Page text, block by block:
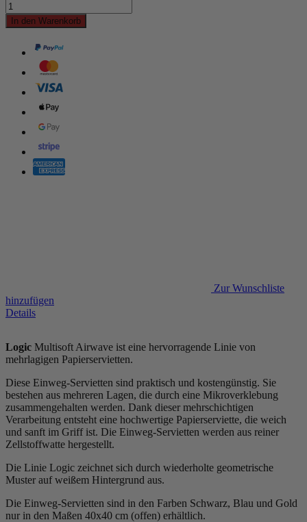
In den Warenkorb
Zur Wunschliste
hinzufügen
Details
Logic Multisoft Airwave ist eine hervorragende Linie von
mehrlagigen Papierservietten.
Diese Einweg-Servietten sind praktisch und kostengünstig. Sie
bestehen aus mehreren Lagen, die durch eine Mikroverklebung
zusammengehalten werden. Dank dieser mehrschichtigen
Verarbeitung entsteht eine hochwertige Papierserviette, die weich
und sanft im Griff ist. Die Einweg-Servietten werden aus reiner
Zellstoffwatte hergestellt.
Die Linie Logic zeichnet sich durch wiederholte geometrische
Muster auf weißem Hintergrund aus.
Die Einweg-Servietten sind in den Farben Schwarz, Blau und Gold
nur in den Maßen 40x40 cm (offen) erhältlich.